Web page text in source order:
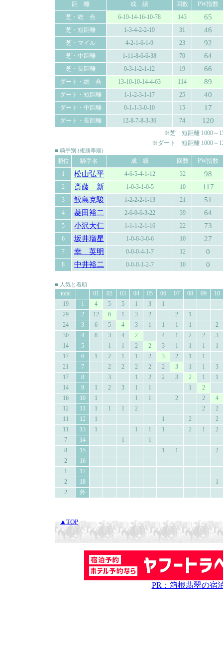
距 離 成 績 回数
PW指数
芝・総 合
6-19-14-16-10-78 143 65
芝・短距離 1-3-4-2-2-19 31 46
芝・マイル 4-2-1-6-1-9 23 92
芝・中距離 1-11-8-6-6-38 70 64
芝・長距離 0-3-1-2-1-12 19 66
ダート・総 合 13-10-10-14-4-63 114 89
ダート・短距離 1-1-2-3-1-17 25 40
ダート・中距離 0-1-1-3-0-10 15 17
ダート・長距離 12-8-7-8-3-36 74 120
※芝 短距離 1000～
※ダート 短距離 1000～
■ 騎手別 (複勝率順)
順位 騎手名 成 績 回数
PW指数
1
松山弘平 4-6-5-4-1-12 32 98
2 斎藤 新 1-0-3-1-0-5 10 117
3 鮫島克駿 1-2-2-2-1-13 21 51
4 菱田裕二 2-6-0-6-3-22 39 64
5 小沢大仁 1-1-1-2-1-16 22 73
6 坂井瑠星 1-0-0-3-0-6 10 27
7 幸 英明 0-0-0-4-1-7 12 0
8 中井裕二 0-0-0-1-2-7 10 0
■ 人気と着順
total 01 02 03 04 05 06 07 08 09
10
19
1 4 5 5 1 3
1
29
2 12 6 1 3 2 2
1
24
3 6 5 4 3 1 1 1 1
2
30
4 8 3 4 2 4 1 2 2
3
14
5 1 1 2 2 3 1 1 1
1
17
6 1 2 1 1 2 3 2 1
1
21
7 2 2 2 2 2 3 1 1
3
17
8 3 1 2 2 3 2 1
1
14
9 1 2 3 1 1 1
2
16
10 1 1 1 2 2
4
12
11 1 1 1 2 2
2
11
12 1 1 2
2
11
13 1 1 1 1 2 1
2
7
14 1
1
8
15 1 1
2
2
16
1
17
2
18
1
2
外
▲TOP
PR：箱根翡翠の宿